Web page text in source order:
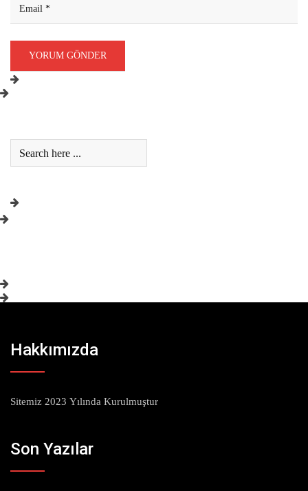
Hakkımızda
Sitemiz 2023 Yılında Kurulmuştur
Son Yazılar